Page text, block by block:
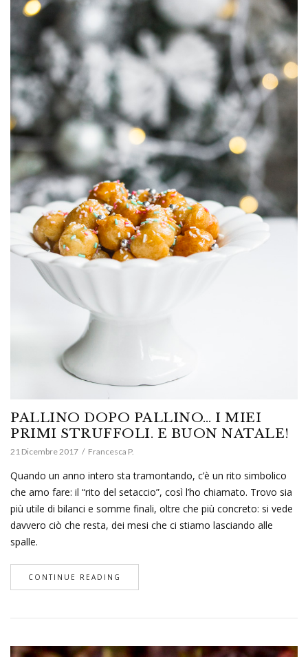
PALLINO DOPO PALLINO… I MIEI
PRIMI STRUFFOLI. E BUON NATALE!
21 Dicembre 2017 Francesca P.
Quando un anno intero sta tramontando, c’è un rito simbolico
che amo fare: il “rito del setaccio”, così l’ho chiamato. Trovo sia
più utile di bilanci e somme finali, oltre che più concreto: si vede
davvero ciò che resta, dei mesi che ci stiamo lasciando alle
spalle.
CONTINUE READING